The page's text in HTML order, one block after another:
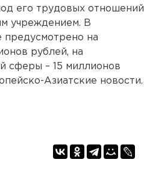
его трудовых отношений
учреждением. В
на
рублей, на
сферы – 15 миллионов
Азиатские новости.